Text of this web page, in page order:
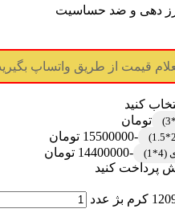
دهی و ضد حساسیت
09017737488 (جوابگویی همه ساعته) (درگاه پرداخت غیر فعال
کنید
تومان
-15500000 تومان
-14400000 تومان